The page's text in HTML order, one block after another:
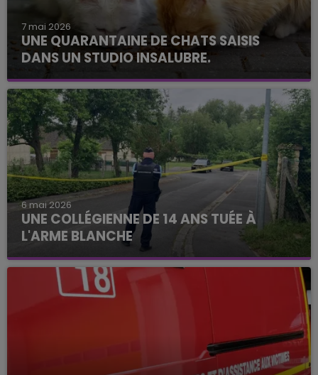
7 mai 2026
UNE QUARANTAINE DE CHATS SAISIS
DANS UN STUDIO INSALUBRE.
6 mai 2026
UNE COLLÉGIENNE DE 14 ANS TUÉE À
L'ARME BLANCHE